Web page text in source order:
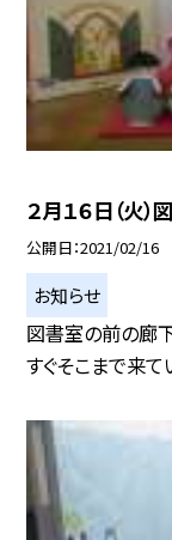
２月１６日（火
公開日 2021/02/16
お知らせ
図書室の前の廊
すぐそこまで来て